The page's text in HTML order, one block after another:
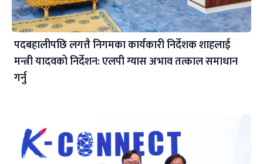
पदबहालीपछि लगत्तै निगमका कार्यकारी निर्देशक शाहलाई
मन्त्री यादवको निर्देशन: एलपी ग्यास अभाव तत्काल समाधान
गर्नु